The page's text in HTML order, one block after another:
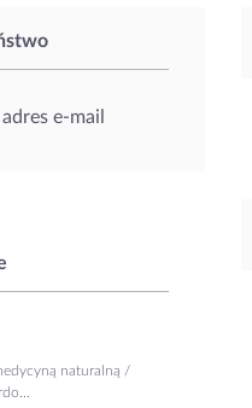
e-mail
naturalną /